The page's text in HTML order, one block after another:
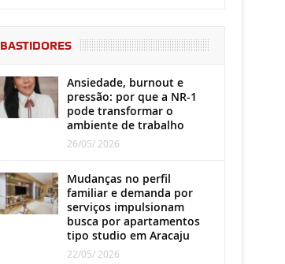
BASTIDORES
Ansiedade, burnout e
pressão: por que a NR-1
pode transformar o
ambiente de trabalho
26/05/ 2026
Mudanças no perfil
familiar e demanda por
serviços impulsionam
busca por apartamentos
tipo studio em Aracaju
22/05/ 2026